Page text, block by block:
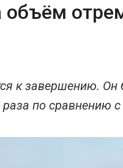
объём
к завершению.
по